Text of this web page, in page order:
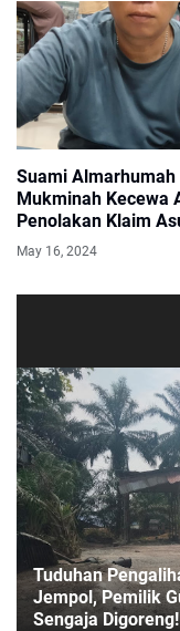
Suami Almarhumah
Mukminah Kecewa
Penolakan Klaim
BRI Life
May 16, 2024
Tuduhan
Jempol, Pemilik
Sengaja Digoreng!